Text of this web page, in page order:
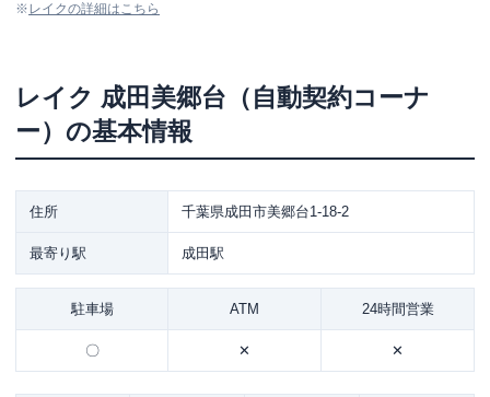
※ レイクの詳細はこちら
レイク 成田美郷台（自動契約コーナ
ー） の基本情報
住所 千葉県成田市美郷台1-18-2
最寄り駅 成田駅
駐車場 ATM 24時間営業
〇 ✕ ✕